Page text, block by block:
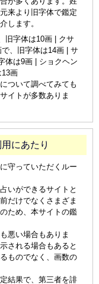
来より旧字体で鑑定
します。
旧字体は10画 | クサ
、旧字体は14画 | サ
体は9画 | ショクヘン
13画
ついて調べてみても
イトが多数ありま
にあたり
守っていただくルー
いができるサイトと
だけでなくさまざま
ため、本サイトの鑑
悪い場合もありま
される場合もあると
ものでなく、画数の
結果で、第三者を誹